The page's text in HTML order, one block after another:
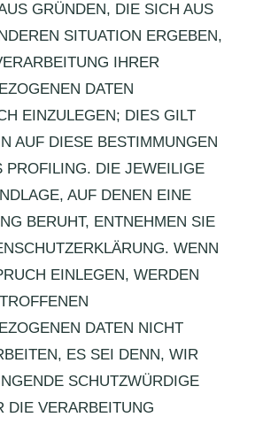
GRÜNDEN, DIE SICH AUS
SITUATION ERGEBEN,
IHRER
DATEN
EINZULEGEN; DIES GILT
AUF DIESE BESTIMMUNGEN
PROFILING. DIE JEWEILIGE
AUF DENEN EINE
BERUHT, ENTNEHMEN SIE
WENN
EINLEGEN, WERDEN
DATEN NICHT
ES SEI DENN, WIR
SCHUTZWÜRDIGE
DIE VERARBEITUNG